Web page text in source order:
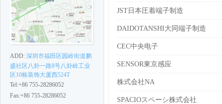
ADD: 深圳市福田区园岭街道鹏
盛社区八卦一路8号八卦岭工业
区10栋装饰大厦西524T
Tel:+86 755-28286052
Fax:+86 755-28286052
JST日本圧着端子制造
DAIDOTANSHI大同端子制造
CEC中央电子
SENSOR東京感应
株式会社NA
SPACIOスペーシ株式会社